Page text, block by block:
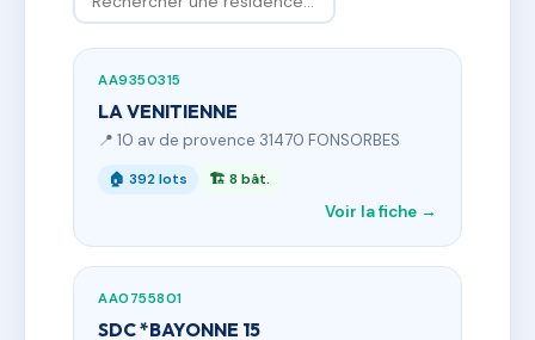
AA9350315
LA VENITIENNE
📍 10 av de provence 31470 FONSORBES
🏠 392 lots 🏗 8 bât.
Voir la fiche →
AA0755801
SDC *BAYONNE 15